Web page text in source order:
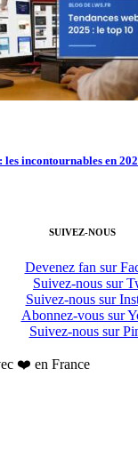
les incontournables en
SUIVEZ-NOUS
Devenez fan sur
Suivez-nous sur
Suivez-nous sur
Abonnez-vous sur
Suivez-nous sur
❤️ en France